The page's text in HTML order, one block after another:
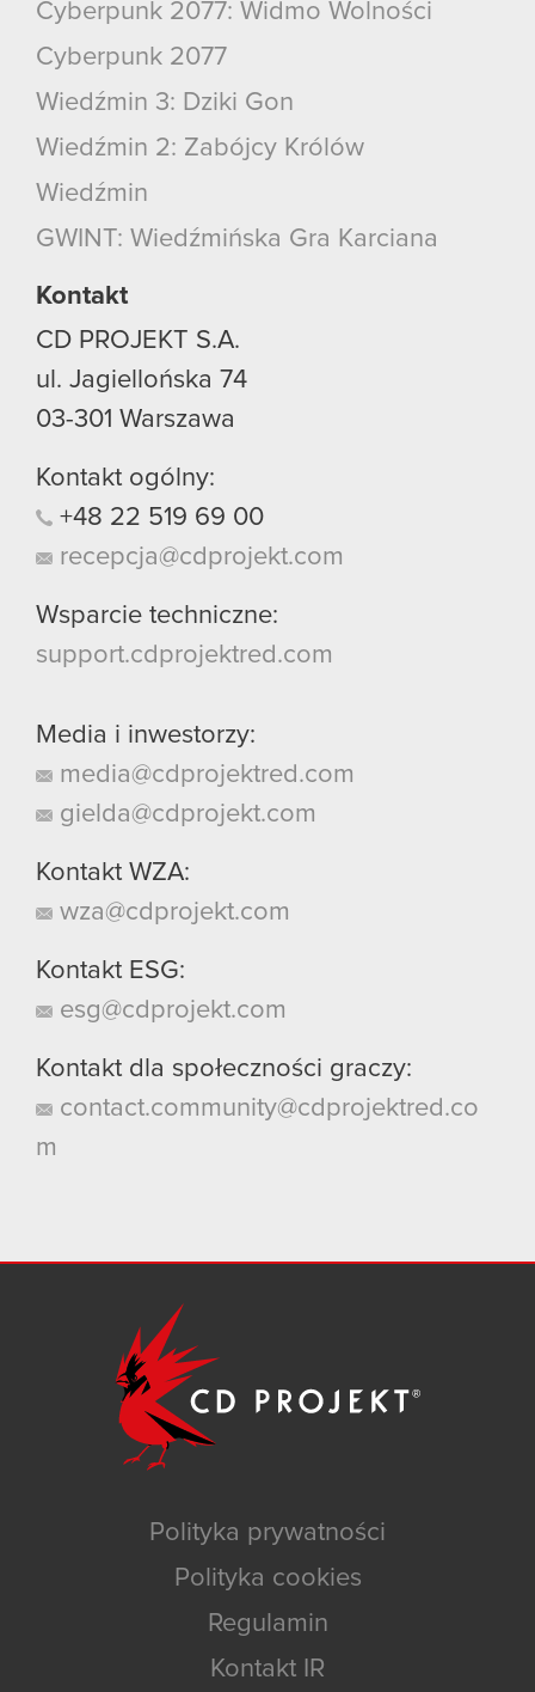
Cyberpunk 2077: Widmo Wolności
Cyberpunk 2077
Wiedźmin 3: Dziki Gon
Wiedźmin 2: Zabójcy Królów
Wiedźmin
GWINT: Wiedźmińska Gra Karciana
Kontakt
CD PROJEKT S.A.
ul. Jagiellońska 74
03-301 Warszawa
Kontakt ogólny:
+48 22 519 69 00
recepcja@cdprojekt.com
Wsparcie techniczne:
support.cdprojektred.com
Media i inwestorzy:
media@cdprojektred.com
gielda@cdprojekt.com
Kontakt WZA:
wza@cdprojekt.com
Kontakt ESG:
esg@cdprojekt.com
Kontakt dla społeczności graczy:
contact.community@cdprojektred.co
m
Polityka prywatności
Polityka cookies
Regulamin
Kontakt IR